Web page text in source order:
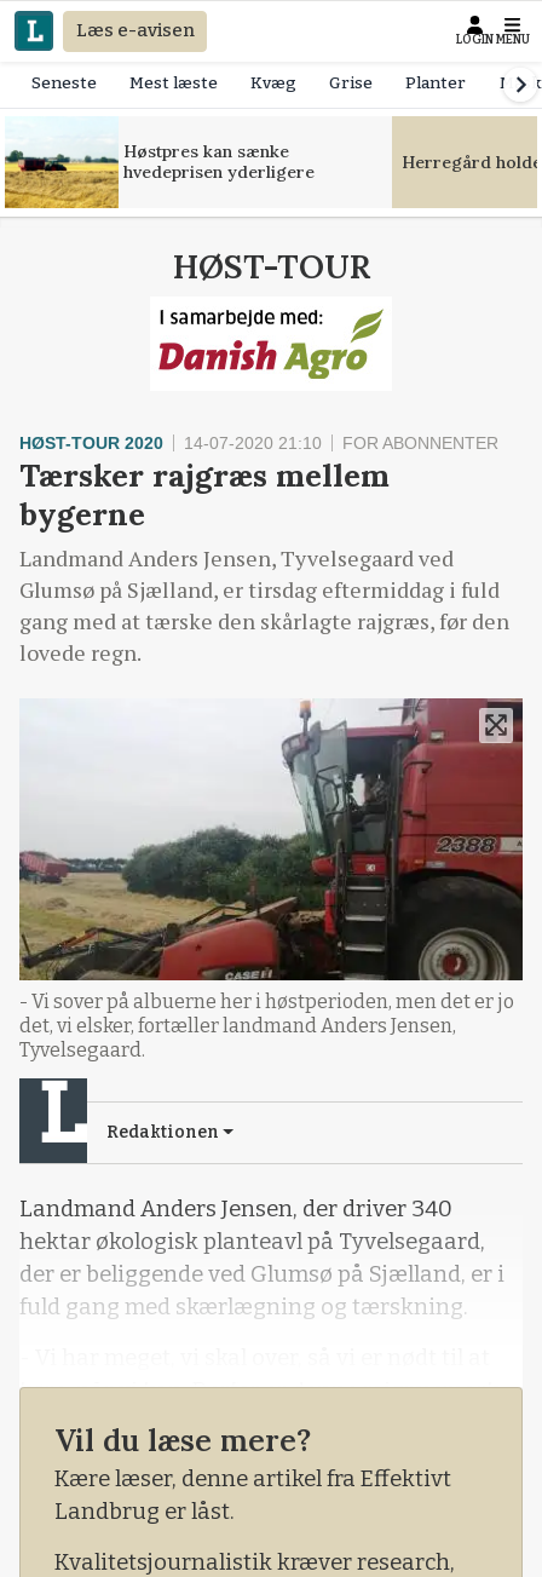
Læs e-avisen LOGIN MENU
Seneste Mest læste Kvæg Grise Planter
Høstpres kan sænke
hvedeprisen yderligere
Herregård
HØST-TOUR
HØST-TOUR 2020 14-07-2020 21:10 FOR ABONNENTER
Tærsker rajgræs mellem
bygerne
Landmand Anders Jensen, Tyvelsegaard ved
Glumsø på Sjælland, er tirsdag eftermiddag i fuld
gang med at tærske den skårlagte rajgræs, før den
lovede regn.
- Vi sover på albuerne her i høstperioden, men det er jo
det, vi elsker, fortæller landmand Anders Jensen,
Tyvelsegaard.
Redaktionen
Landmand Anders Jensen, der driver 340
hektar økologisk planteavl på Tyvelsegaard,
der er beliggende ved Glumsø på Sjælland, er i
fuld gang med skærlægning og tærskning.
køre, når vi kan. Derfor er denne rajgræsmark
skårlagt ved en lidt høj vandprocent. Vi har et
rigtig godt tørreri derhjemme, hvilket giver lidt
ekstra muligheder.
Vil du læse mere?
Kære læser, denne artikel fra Effektivt
Landbrug er låst.
Kvalitetsjournalistik kræver research,